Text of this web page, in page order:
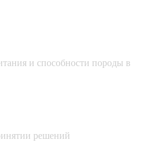
и способности породы в
решений